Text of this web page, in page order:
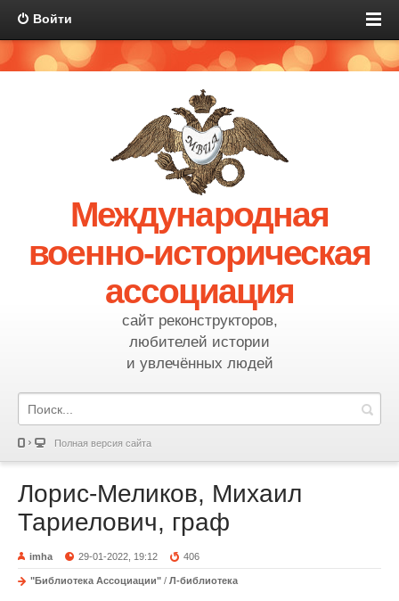
Войти
Международная
военно-историческая
ассоциация
сайт реконструкторов,
любителей истории
и увлечённых людей
Полная версия сайта
Лорис-Меликов, Михаил
Тариелович, граф
imha 29-01-2022, 19:12 406
"Библиотека Ассоциации" / Л-библиотека